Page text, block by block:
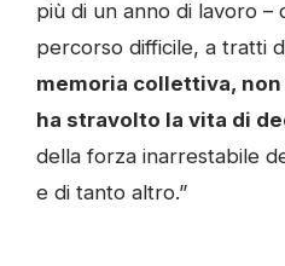
più di un anno di lavoro –
percorso difficile, a tratti
memoria collettiva,
ha stravolto la vita di
della forza inarrestabile
e di tanto altro.”